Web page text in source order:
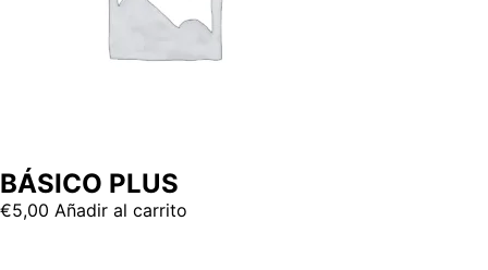
BÁSICO PLUS
€5,00 Añadir al carrito